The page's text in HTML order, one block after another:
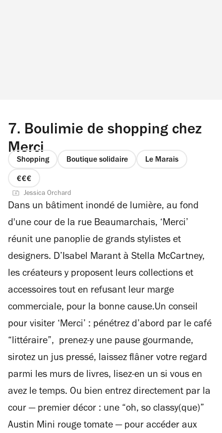
7. Boulimie de shopping chez
Merci
Shopping Boutique solidaire Le Marais
prix
3
sur
4
Jessica Orchard
Dans un bâtiment inondé de lumière, au fond
d'une cour de la rue Beaumarchais, ‘Merci’
réunit une panoplie de grands stylistes et
designers. D’Isabel Marant à Stella McCartney,
les créateurs y proposent leurs collections et
accessoires tout en refusant leur marge
commerciale, pour la bonne cause.Un conseil
pour visiter ‘Merci’ : pénétrez d’abord par le café
“littéraire”, prenez-y une pause gourmande,
sirotez un jus pressé, laissez flâner votre regard
parmi les murs de livres, lisez-en un si vous en
avez le temps. Ou bien entrez directement par la
cour — premier décor : une “oh, so classy(que)”
Austin Mini rouge tomate — pour accéder aux